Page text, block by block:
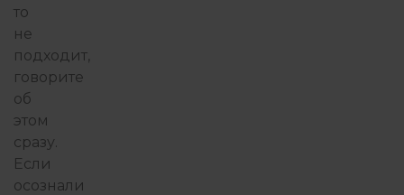
то
не
подходит,
говорите
об
этом
сразу.
Если
осознали